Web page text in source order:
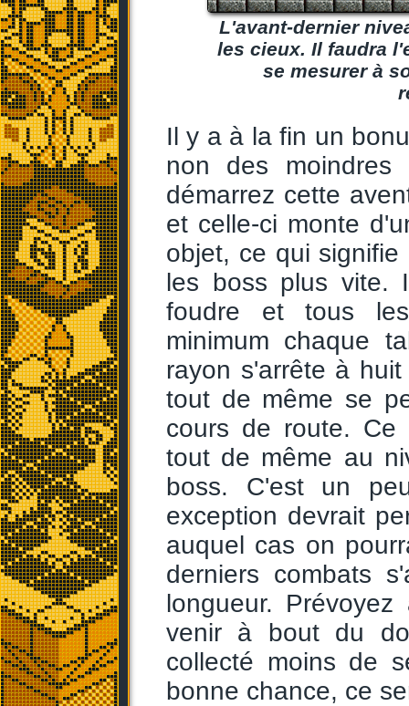
L'avant-dernier
les cieux. Il faudra
se mesurer à
Il y a à la fin un
non des
démarrez cette
et celle-ci monte
objet, ce qui
les boss plus
foudre et tous
minimum chaque
rayon s'arrête à
tout de même se
cours de route. Ce
tout de même au
boss. C'est un
exception devrait
auquel cas on
derniers combats
longueur.
venir à bout du
collecté moins de
bonne chance, ce